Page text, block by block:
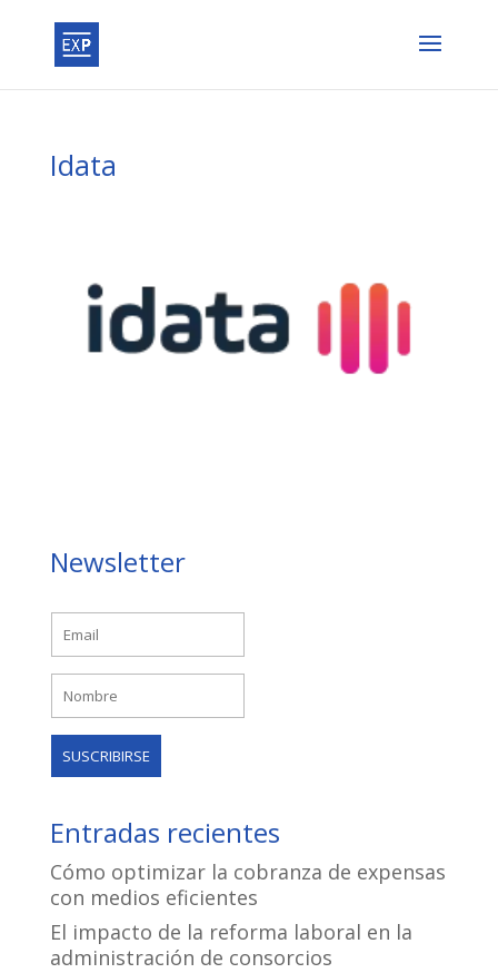
Idata
Newsletter
Entradas recientes
Cómo optimizar la cobranza de expensas
con medios eficientes
El impacto de la reforma laboral en la
administración de consorcios